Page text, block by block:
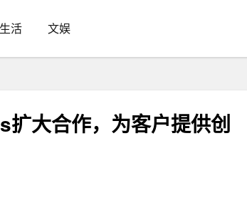
生活 文娱
大合作，为客户提供创